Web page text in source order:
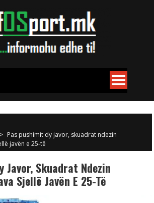
> Pas pushimit dy javor, skuadrat ndezin
javën e 25-të
Javor, Skuadrat Ndezin
Sjellë Javën E 25-Të